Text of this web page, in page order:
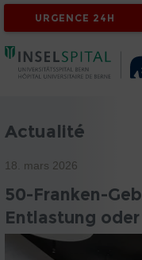
URGENCE 24H
Actualité
18. mars 2026
50-Franken-
Entlastung